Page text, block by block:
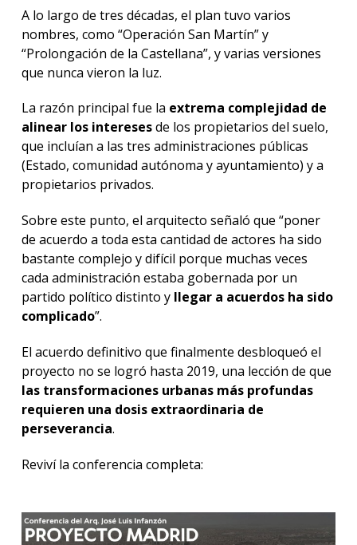
A lo largo de tres décadas, el plan tuvo varios
nombres, como “Operación San Martín” y
“Prolongación de la Castellana”, y varias versiones
que nunca vieron la luz.
La razón principal fue la extrema complejidad de
alinear los interesesde los propietarios del suelo,
que incluían a las tres administraciones públicas
(Estado, comunidad autónoma y ayuntamiento) y a
propietarios privados.
Sobre este punto, el arquitecto señaló que “poner
de acuerdo a toda esta cantidad de actores ha sido
bastante complejo y difícil porque muchas veces
cada administración estaba gobernada por un
partido político distinto y llegar a acuerdos ha sido
complicado”.
El acuerdo definitivo que finalmente desbloqueó el
proyecto no se logró hasta 2019, una lección de que
las transformaciones urbanas más profundas
requieren una dosis extraordinaria de
perseverancia.
Reviví la conferencia completa: